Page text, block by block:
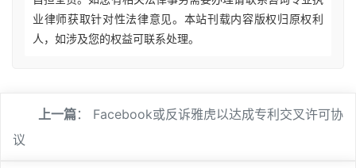
业律师获取针对性法律意见。本站刊载内容版权归原权利
人，如涉及您的权益可联系处理。
上一篇： Facebook或反诉雅虎以达成专利交叉许可协
议